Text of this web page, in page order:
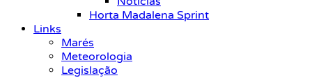
Horta Madalena Sprint
Links
Marés
Meteorologia
Legislação